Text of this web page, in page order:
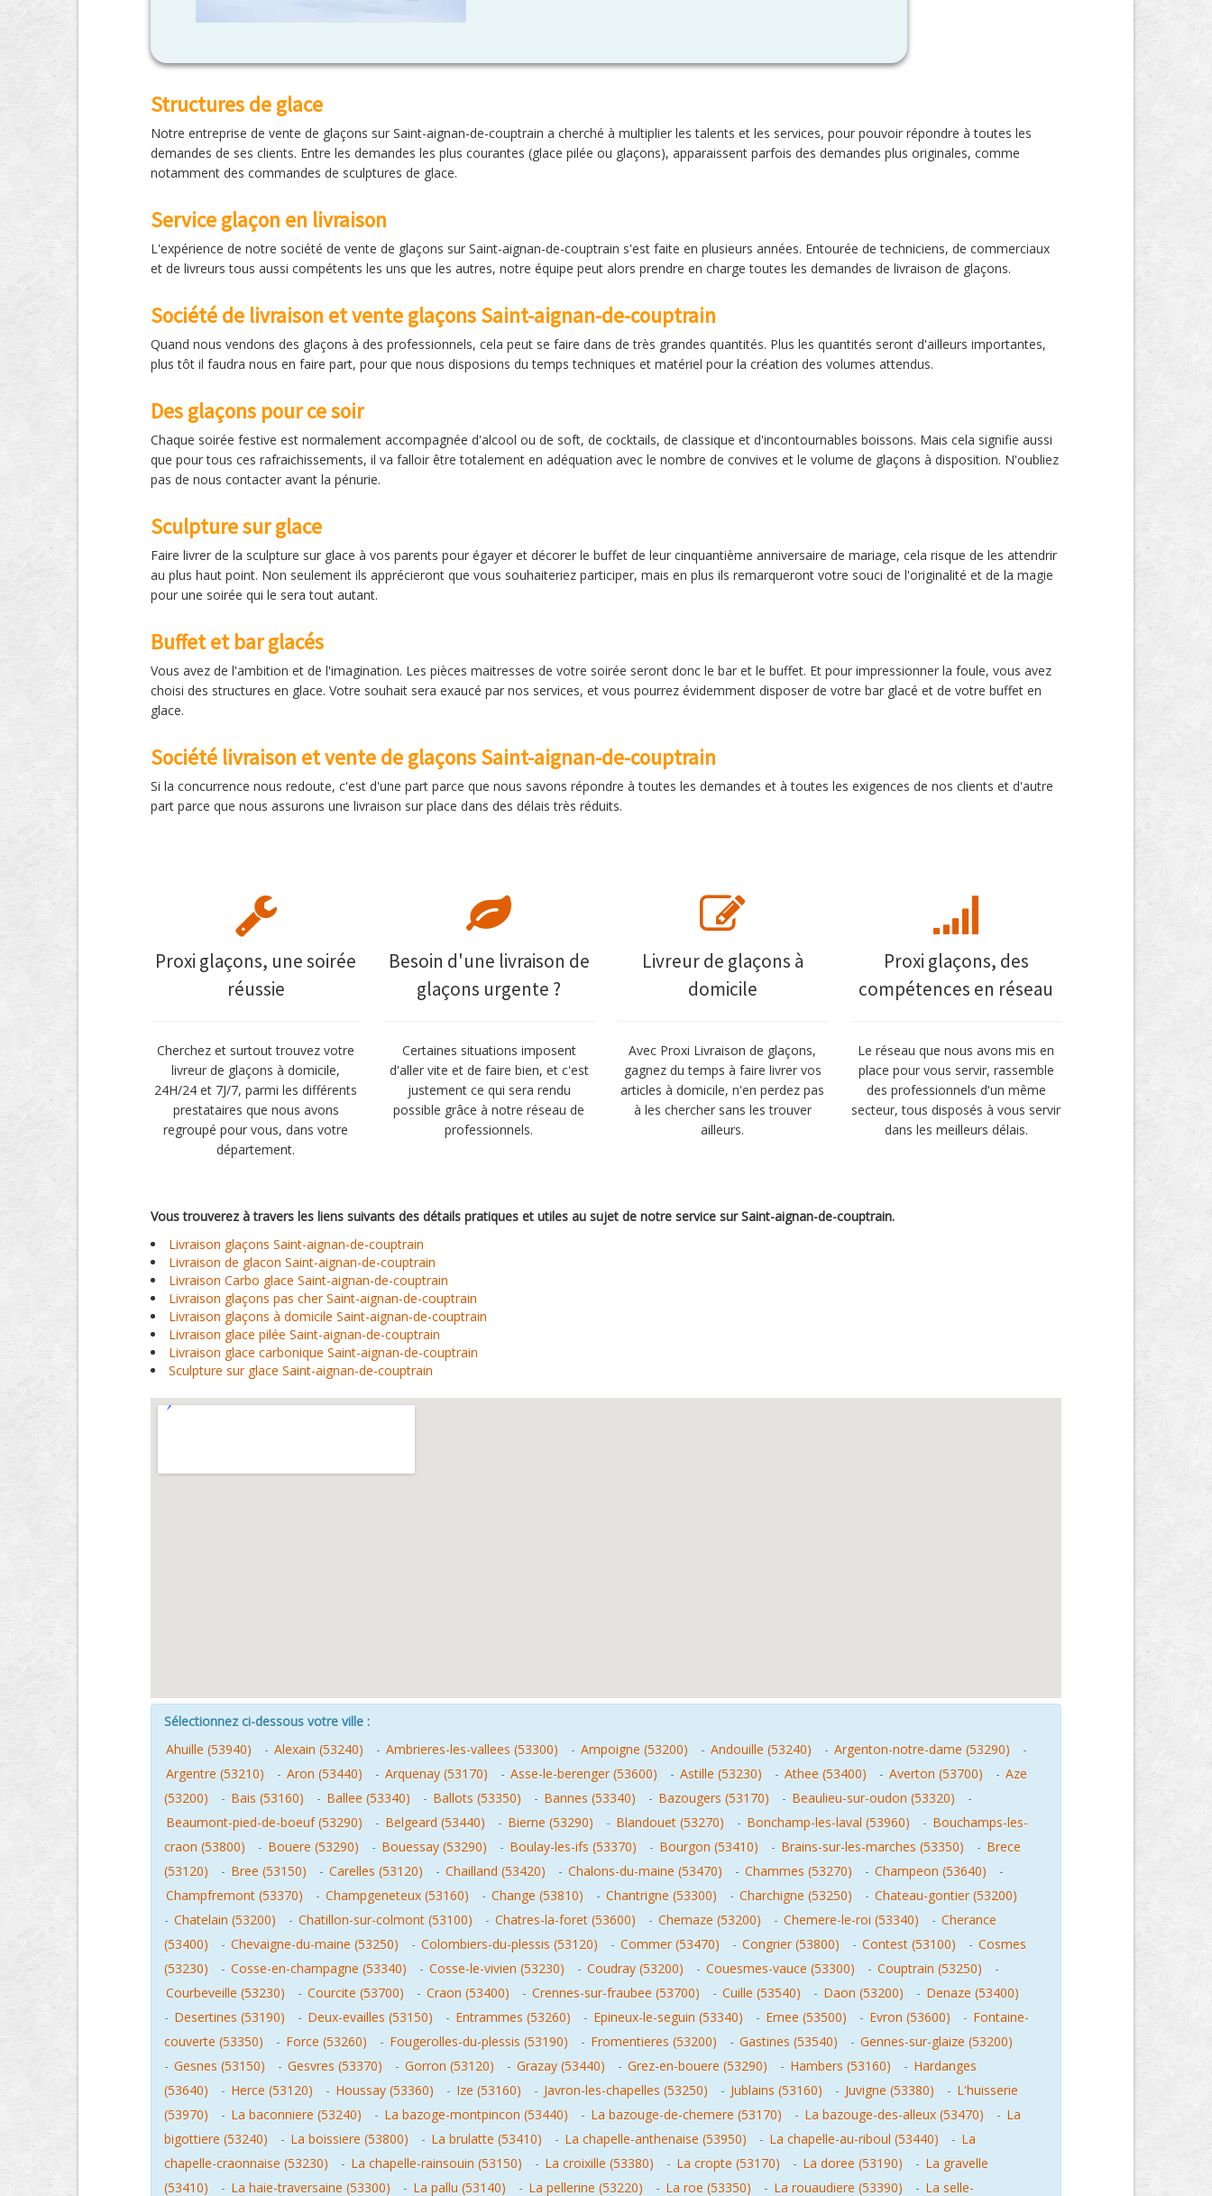
Structures de glace
Notre entreprise de vente de glaçons sur Saint-aignan-de-couptrain a cherché à multiplier les talents et les services, pour pouvoir répondre à toutes les
demandes de ses clients. Entre les demandes les plus courantes (glace pilée ou glaçons), apparaissent parfois des demandes plus originales, comme
notamment des commandes de sculptures de glace.
Service glaçon en livraison
L'expérience de notre société de vente de glaçons sur Saint-aignan-de-couptrain s'est faite en plusieurs années. Entourée de techniciens, de commerciaux
et de livreurs tous aussi compétents les uns que les autres, notre équipe peut alors prendre en charge toutes les demandes de livraison de glaçons.
Société de livraison et vente glaçons Saint-aignan-de-couptrain
Quand nous vendons des glaçons à des professionnels, cela peut se faire dans de très grandes quantités. Plus les quantités seront d'ailleurs importantes,
plus tôt il faudra nous en faire part, pour que nous disposions du temps techniques et matériel pour la création des volumes attendus.
Des glaçons pour ce soir
Chaque soirée festive est normalement accompagnée d'alcool ou de soft, de cocktails, de classique et d'incontournables boissons. Mais cela signifie aussi
que pour tous ces rafraichissements, il va falloir être totalement en adéquation avec le nombre de convives et le volume de glaçons à disposition. N'oubliez
pas de nous contacter avant la pénurie.
Sculpture sur glace
Faire livrer de la sculpture sur glace à vos parents pour égayer et décorer le buffet de leur cinquantième anniversaire de mariage, cela risque de les attendrir
au plus haut point. Non seulement ils apprécieront que vous souhaiteriez participer, mais en plus ils remarqueront votre souci de l'originalité et de la magie
pour une soirée qui le sera tout autant.
Buffet et bar glacés
Vous avez de l'ambition et de l'imagination. Les pièces maitresses de votre soirée seront donc le bar et le buffet. Et pour impressionner la foule, vous avez
choisi des structures en glace. Votre souhait sera exaucé par nos services, et vous pourrez évidemment disposer de votre bar glacé et de votre buffet en
glace.
Société livraison et vente de glaçons Saint-aignan-de-couptrain
Si la concurrence nous redoute, c'est d'une part parce que nous savons répondre à toutes les demandes et à toutes les exigences de nos clients et d'autre
part parce que nous assurons une livraison sur place dans des délais très réduits.
Proxi glaçons, une soirée
réussie
Cherchez et surtout trouvez votre
livreur de glaçons à domicile,
24H/24 et 7J/7, parmi les différents
prestataires que nous avons
regroupé pour vous, dans votre
département.
Besoin d'une livraison de
glaçons urgente ?
Certaines situations imposent
d'aller vite et de faire bien, et c'est
justement ce qui sera rendu
possible grâce à notre réseau de
professionnels.
Livreur de glaçons à
domicile
Avec Proxi Livraison de glaçons,
gagnez du temps à faire livrer vos
articles à domicile, n'en perdez pas
à les chercher sans les trouver
ailleurs.
Proxi glaçons, des
compétences en réseau
Le réseau que nous avons mis en
place pour vous servir, rassemble
des professionnels d'un même
secteur, tous disposés à vous servir
dans les meilleurs délais.
Vous trouverez à travers les liens suivants des détails pratiques et utiles au sujet de notre service sur Saint-aignan-de-couptrain.
Livraison glaçons Saint-aignan-de-couptrain
Livraison de glacon Saint-aignan-de-couptrain
Livraison Carbo glace Saint-aignan-de-couptrain
Livraison glaçons pas cher Saint-aignan-de-couptrain
Livraison glaçons à domicile Saint-aignan-de-couptrain
Livraison glace pilée Saint-aignan-de-couptrain
Livraison glace carbonique Saint-aignan-de-couptrain
Sculpture sur glace Saint-aignan-de-couptrain
Sélectionnez ci-dessous votre ville :
Ahuille (53940)
- Alexain (53240) - Ambrieres-les-vallees (53300) - Ampoigne (53200) - Andouille (53240) - Argenton-notre-dame (53290)
-
Argentre (53210)
- Aron (53440) - Arquenay (53170) - Asse-le-berenger (53600) - Astille (53230) - Athee (53400) - Averton (53700) - Aze
(53200)
- Bais (53160) - Ballee (53340) - Ballots (53350) - Bannes (53340) - Bazougers (53170) - Beaulieu-sur-oudon (53320)
-
Beaumont-pied-de-boeuf (53290)
- Belgeard (53440) - Bierne (53290) - Blandouet (53270) - Bonchamp-les-laval (53960) - Bouchamps-les-
craon (53800)
- Bouere (53290) - Bouessay (53290) - Boulay-les-ifs (53370) - Bourgon (53410) - Brains-sur-les-marches (53350) - Brece
(53120)
- Bree (53150) - Carelles (53120) - Chailland (53420) - Chalons-du-maine (53470) - Chammes (53270) - Champeon (53640)
-
Champfremont (53370)
- Champgeneteux (53160) - Change (53810) - Chantrigne (53300) - Charchigne (53250) - Chateau-gontier (53200)
- Chatelain (53200) - Chatillon-sur-colmont (53100) - Chatres-la-foret (53600) - Chemaze (53200) - Chemere-le-roi (53340) - Cherance
(53400)
- Chevaigne-du-maine (53250) - Colombiers-du-plessis (53120) - Commer (53470) - Congrier (53800) - Contest (53100) - Cosmes
(53230)
- Cosse-en-champagne (53340) - Cosse-le-vivien (53230) - Coudray (53200) - Couesmes-vauce (53300) - Couptrain (53250)
-
Courbeveille (53230)
- Courcite (53700) - Craon (53400) - Crennes-sur-fraubee (53700) - Cuille (53540) - Daon (53200) - Denaze (53400)
- Desertines (53190) - Deux-evailles (53150) - Entrammes (53260) - Epineux-le-seguin (53340) - Ernee (53500) - Evron (53600) - Fontaine-
couverte (53350)
- Force (53260) - Fougerolles-du-plessis (53190) - Fromentieres (53200) - Gastines (53540) - Gennes-sur-glaize (53200)
- Gesnes (53150) - Gesvres (53370) - Gorron (53120) - Grazay (53440) - Grez-en-bouere (53290) - Hambers (53160) - Hardanges
(53640)
- Herce (53120) - Houssay (53360) - Ize (53160) - Javron-les-chapelles (53250) - Jublains (53160) - Juvigne (53380) - L'huisserie
(53970)
- La baconniere (53240) - La bazoge-montpincon (53440) - La bazouge-de-chemere (53170) - La bazouge-des-alleux (53470) - La
bigottiere (53240)
- La boissiere (53800) - La brulatte (53410) - La chapelle-anthenaise (53950) - La chapelle-au-riboul (53440) - La
chapelle-craonnaise (53230)
- La chapelle-rainsouin (53150) - La croixille (53380) - La cropte (53170) - La doree (53190) - La gravelle
(53410)
- La haie-traversaine (53300) - La pallu (53140) - La pellerine (53220) - La roe (53350) - La rouaudiere (53390) - La selle-